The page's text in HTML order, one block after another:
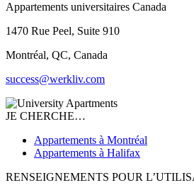
Appartements universitaires Canada
1470 Rue Peel, Suite 910
Montréal, QC, Canada
success@werkliv.com
JE CHERCHE…
Appartements à Montréal
Appartements à Halifax
RENSEIGNEMENTS POUR